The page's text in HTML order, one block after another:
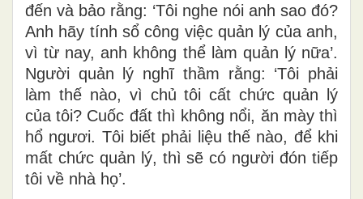
đến và bảo rằng: ‘Tôi nghe nói anh sao đó?
Anh hãy tính sổ công việc quản lý của anh,
vì từ nay, anh không thể làm quản lý nữa’.
Người quản lý nghĩ thầm rằng: ‘Tôi phải
làm thế nào, vì chủ tôi cất chức quản lý
của tôi? Cuốc đất thì không nổi, ăn mày thì
hổ ngươi. Tôi biết phải liệu thế nào, để khi
mất chức quản lý, thì sẽ có người đón tiếp
tôi về nhà họ’.